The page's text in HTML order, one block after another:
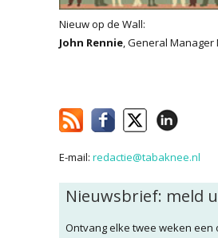
Nieuw op de Wall:
John Rennie, General Manager
E-mail: redactie@tabaknee.nl
Nieuwsbrief: meld
Ontvang elke twee weken een